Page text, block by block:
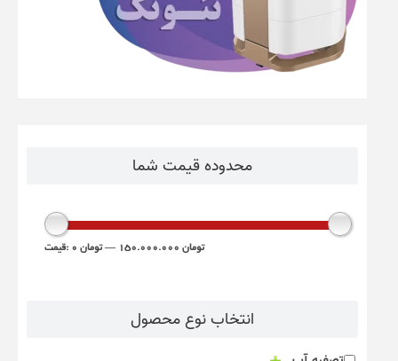
محدوده قیمت شما
قیمت: 0 تومان— 150.000.000 تومان
انتخاب نوع محصول